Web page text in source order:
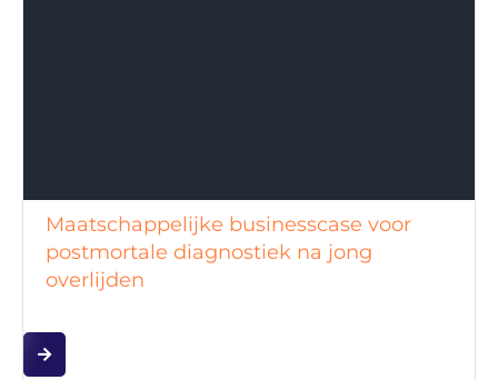
Maatschappelijke businesscase voor
postmortale diagnostiek na jong
overlijden